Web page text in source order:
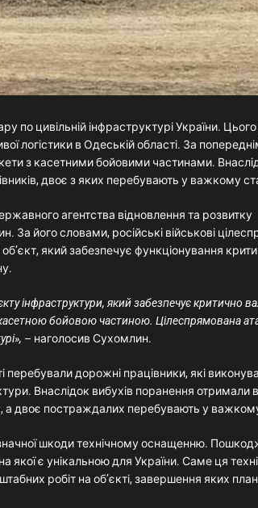
по цивільній інфраструктурі України. Цього
логістики в Одеській області. За
з касетними бойовими частинами.
двоє з яких перебувають у важкому
агентства відновлення та розвитку
За його словами, російські військові
який забезпечує функціонування
інфраструктури, який забезпечує критично
касетною бойовою частиною. Цілеспрямована
– наголосив Сухомлин.
перебували дорожні працівники, які
Внаслідок вибухів поранення отримали
а двоє постраждалих перебувають у
шкоди технічному оснащенню.
якої є унікальною для України. Саме ця
робіт на об’єкті, завершення яких